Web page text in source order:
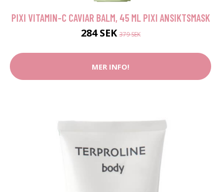
PIXI VITAMIN-C CAVIAR BALM, 45 ML PIXI ANSIKTSMASK
284 SEK379 SEK
MER INFO!